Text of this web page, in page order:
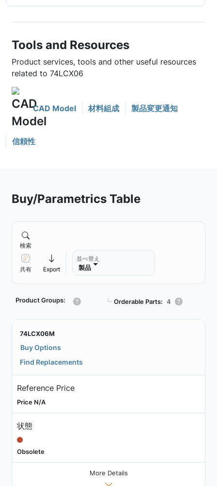
Tools and Resources
Product services, tools and other useful resources
related to 74LCX06
CAD Model 材料組成 製品変更通知
信頼性
Buy/Parametrics Table
検索
共有 Export
並べ替え
製品
Product Groups: ┗ Orderable Parts: 4
74LCX06M
Buy Options
Find Replacements
Reference Price
Price N/A
状態
Obsolete
More Details